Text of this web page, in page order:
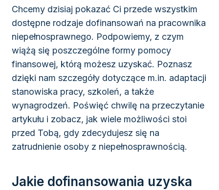
Chcemy dzisiaj pokazać Ci przede wszystkim
dostępne rodzaje dofinansowań na pracownika
niepełnosprawnego. Podpowiemy, z czym
wiążą się poszczególne formy pomocy
finansowej, którą możesz uzyskać. Poznasz
dzięki nam szczegóły dotyczące m.in. adaptacji
stanowiska pracy, szkoleń, a także
wynagrodzeń. Poświęć chwilę na przeczytanie
artykułu i zobacz, jak wiele możliwości stoi
przed Tobą, gdy zdecydujesz się na
zatrudnienie osoby z niepełnosprawnością.
Jakie dofinansowania uzyska